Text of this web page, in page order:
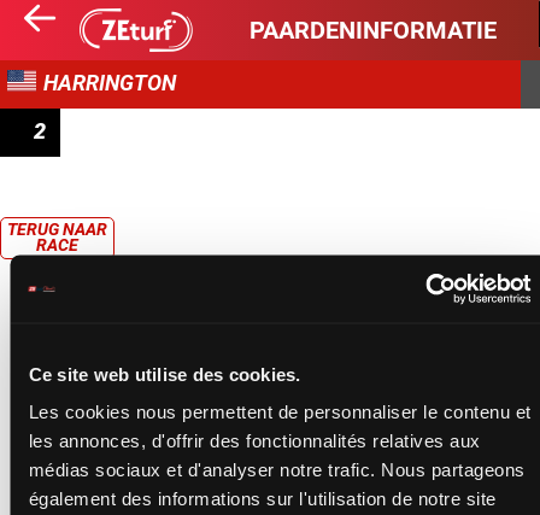
Ce site web utilise des cookies.
Les cookies nous permettent de personnaliser le contenu et
les annonces, d'offrir des fonctionnalités relatives aux
médias sociaux et d'analyser notre trafic. Nous partageons
également des informations sur l'utilisation de notre site
PAARDENINFORMATIE
HARRINGTON
2
FILLIES - 1ÈRE ELIMINATION (1ER PELOTON)
TERUG NAAR
RACE